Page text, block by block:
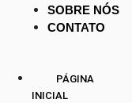
SOBRE NÓS
CONTATO
PÁGINA
INICIAL